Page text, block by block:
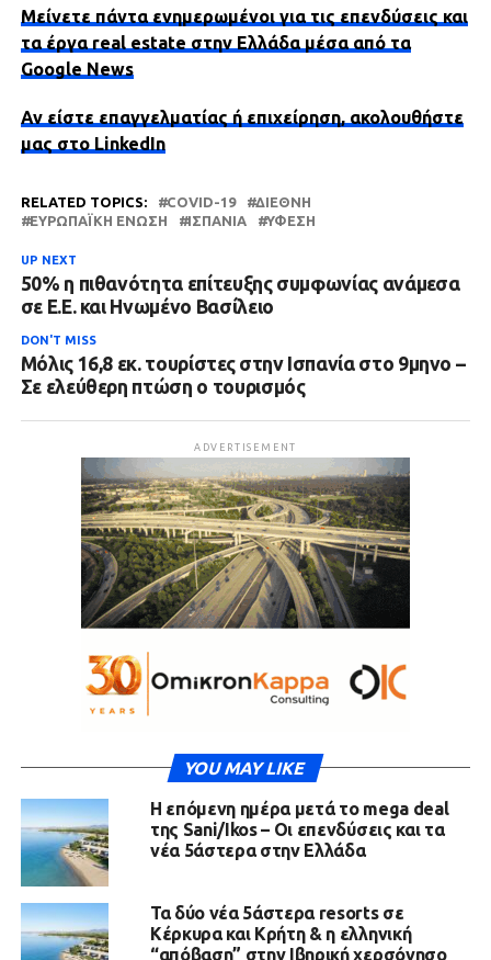
Μείνετε πάντα ενημερωμένοι για τις επενδύσεις και
τα έργα real estate στην Ελλάδα μέσα από τα
Google News
Αν είστε επαγγελματίας ή επιχείρηση, ακολουθήστε
μας στο LinkedIn
RELATED TOPICS: COVID-19
ΔΙΕΘΝΉ
ΕΥΡΩΠΑΪΚΉ ΈΝΩΣΗ
ΙΣΠΑΝΊΑ ΎΦΕΣΗ
UP NEXT
50% η πιθανότητα επίτευξης συμφωνίας ανάμεσα
σε Ε.Ε. και Ηνωμένο Βασίλειο
DON'T MISS
Μόλις 16,8 εκ. τουρίστες στην Ισπανία στο 9μηνο –
Σε ελεύθερη πτώση ο τουρισμός
ADVERTISEMENT
YOU MAY LIKE
Η επόμενη ημέρα μετά το mega deal
της Sani/Ikos – Οι επενδύσεις και τα
νέα 5άστερα στην Ελλάδα
Τα δύο νέα 5άστερα resorts σε
Κέρκυρα και Κρήτη & η ελληνική
“απόβαση” στην Ιβηρική χερσόνησο